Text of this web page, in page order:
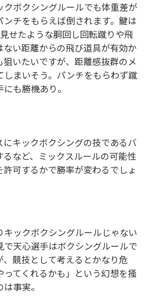
ボクシングルールでも体重差が
チをもらえば倒されます。鍵は
せたような胴回し回転蹴りや飛
い距離からの飛び道具が有効か
いたいですが、距離感抜群のメ
まいそう。パンチをもらわず蹴
も勝機あり。
キックボクシングの技であるバ
など、ミックスルールの可能性
可するかで勝率が変わるでしょ
ックボクシングルールじゃない
で天心選手はボクシングルールで
競技として考えるとかなり危
てくれるかも」という幻想を掻
事実。